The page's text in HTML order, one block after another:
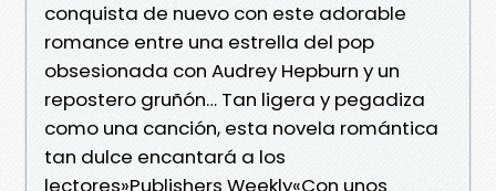
conquista de nuevo con este adorable
romance entre una estrella del pop
obsesionada con Audrey Hepburn y un
repostero gruñón… Tan ligera y pegadiza
como una canción, esta novela romántica
tan dulce encantará a los
lectores»Publishers Weekly«Con unos